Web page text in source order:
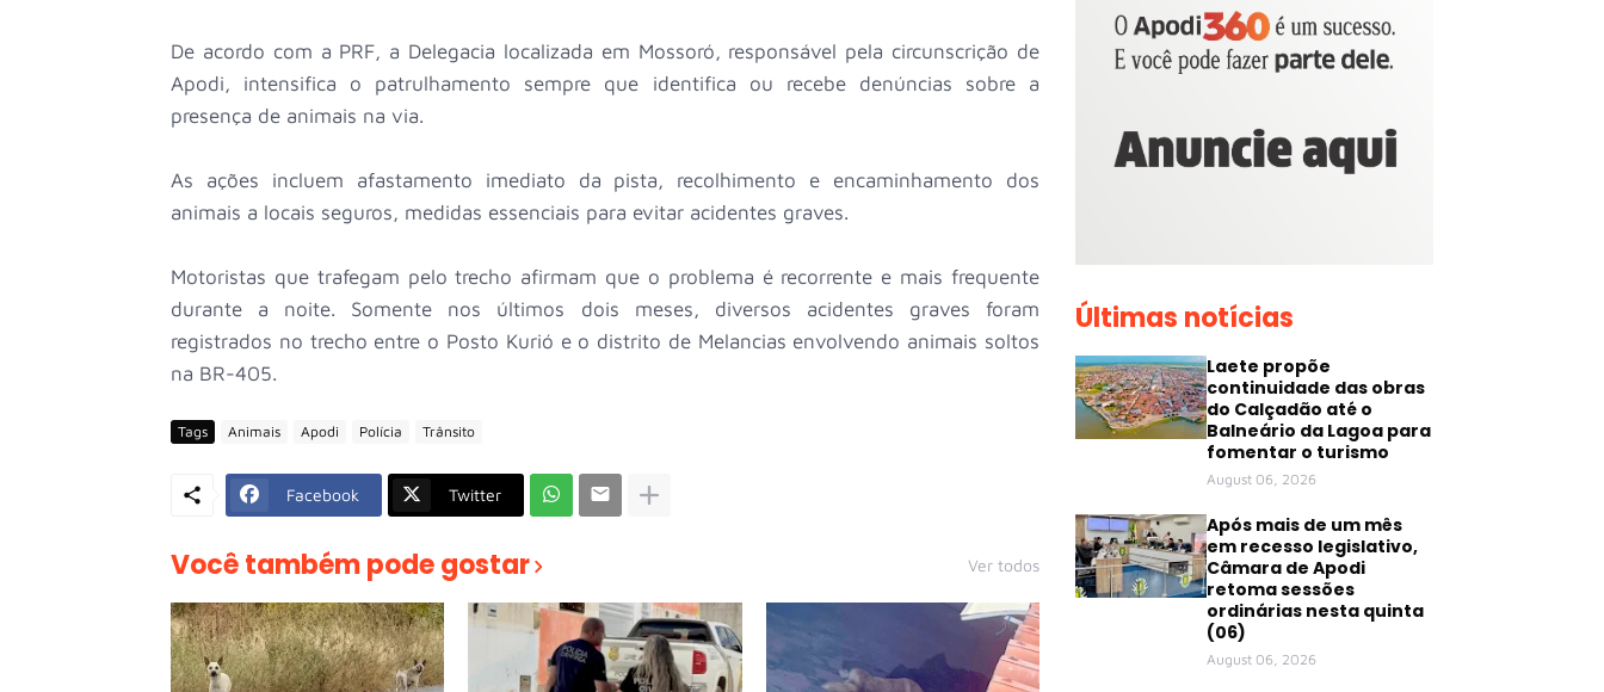
De acordo com a PRF, a Delegacia localizada em Mossoró, responsável pela circunscrição de
Apodi, intensifica o patrulhamento sempre que identifica ou recebe denúncias sobre a
presença de animais na via.
As ações incluem afastamento imediato da pista, recolhimento e encaminhamento dos
animais a locais seguros, medidas essenciais para evitar acidentes graves.
Motoristas que trafegam pelo trecho afirmam que o problema é recorrente e mais frequente
durante a noite. Somente nos últimos dois meses, diversos acidentes graves foram
registrados no trecho entre o Posto Kurió e o distrito de Melancias envolvendo animais soltos
na BR-405.
Tags Animais Apodi Polícia Trânsito
Facebook Twitter
Você também pode gostar Ver todos
Últimas notícias
Laete propõe
continuidade das obras
do Calçadão até o
Balneário da Lagoa para
fomentar o turismo
August 06, 2026
Após mais de um mês
em recesso legislativo,
Câmara de Apodi
retoma sessões
ordinárias nesta quinta
(06)
August 06, 2026